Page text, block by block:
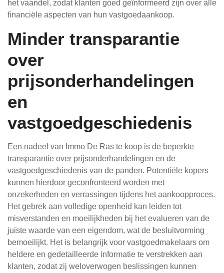
het vaandel, zodat klanten goed geïnformeerd zijn over alle
financiële aspecten van hun vastgoedaankoop.
Minder transparantie
over
prijsonderhandelingen
en
vastgoedgeschiedenis
Een nadeel van Immo De Ras te koop is de beperkte
transparantie over prijsonderhandelingen en de
vastgoedgeschiedenis van de panden. Potentiële kopers
kunnen hierdoor geconfronteerd worden met
onzekerheden en verrassingen tijdens het aankoopproces.
Het gebrek aan volledige openheid kan leiden tot
misverstanden en moeilijkheden bij het evalueren van de
juiste waarde van een eigendom, wat de besluitvorming
bemoeilijkt. Het is belangrijk voor vastgoedmakelaars om
heldere en gedetailleerde informatie te verstrekken aan
klanten, zodat zij weloverwogen beslissingen kunnen